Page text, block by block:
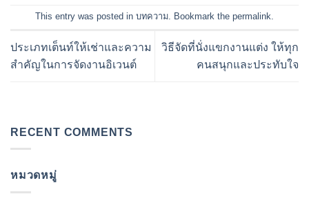
This entry was posted in บทความ. Bookmark the permalink.
ประเภทเต็นท์ให้เช่าและความ
สำคัญในการจัดงานอิเวนต์
วิธีจัดที่นั่งแขกงานแต่ง ให้ทุก
คนสนุกและประทับใจ
RECENT COMMENTS
หมวดหมู่